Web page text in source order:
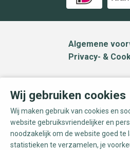
Algemene
Privacy- &
Wij gebruiken cookies
Wij maken gebruik van cookies en
website gebruiksvriendelijker en
noodzakelijk om de website goed
statistieken te verzamelen, je